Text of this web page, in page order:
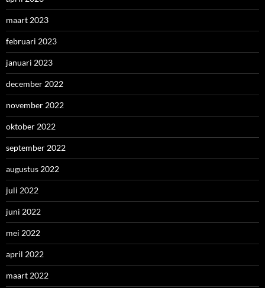
maart 2023
februari 2023
januari 2023
december 2022
november 2022
oktober 2022
september 2022
augustus 2022
juli 2022
juni 2022
mei 2022
april 2022
maart 2022